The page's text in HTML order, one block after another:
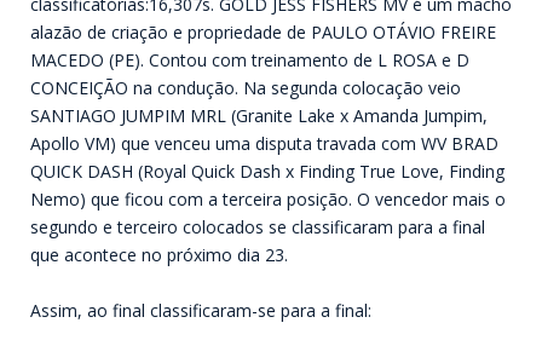
alazão de criação e propriedade de PAULO OTÁVIO FREIRE
MACEDO (PE). Contou com treinamento de L ROSA e D
CONCEIÇÃO na condução. Na segunda colocação veio
SANTIAGO JUMPIM MRL (Granite Lake x Amanda Jumpim,
Apollo VM) que venceu uma disputa travada com WV BRAD
QUICK DASH (Royal Quick Dash x Finding True Love, Finding
Nemo) que ficou com a terceira posição. O vencedor mais o
segundo e terceiro colocados se classificaram para a final
que acontece no próximo dia 23.
Assim, ao final classificaram-se para a final: